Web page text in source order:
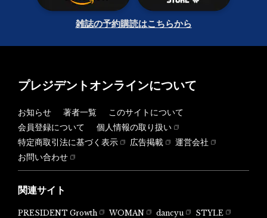
雑誌の予約購読はこちらから
プレジデントオンラインについて
お知らせ 著者一覧
このサイトについて
会員登録について
個人情報の取り扱い
特定商取引法に基づく表示
広告掲載
運営会社
お問い合わせ
関連サイト
PRESIDENT Growth WOMAN dancyu
STYLE